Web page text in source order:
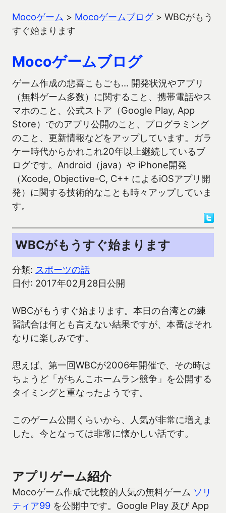
Mocoゲーム > Mocoゲームブログ> WBCがもう
すぐ始まります
Mocoゲームブログ
ゲーム作成の悲喜こもごも… 開発状況やアプリ
（無料ゲーム多数）に関すること、携帯電話やス
マホのこと、公式ストア（Google Play, App
Store）でのアプリ公開のこと、プログラミング
のこと、更新情報などをアップしています。ガラ
ケー時代からかれこれ20年以上継続しているブ
ログです。Android（java）や iPhone開発
（Xcode, Objective-C, C++ によるiOSアプリ開
発）に関する技術的なことも時々アップしていま
す。
WBCがもうすぐ始まります
分類: スポーツの話
日付: 2017年02月28日公開
WBCがもうすぐ始まります。本日の台湾との練
習試合は何とも言えない結果ですが、本番はそれ
なりに楽しみです。
思えば、第一回WBCが2006年開催で、その時は
ちょうど「がちんこホームラン競争」を公開する
タイミングと重なったようです。
このゲーム公開くらいから、人気が非常に増えま
した。今となっては非常に懐かしい話です。
アプリゲーム紹介
Mocoゲーム作成で比較的人気の無料ゲーム ソリ
ティア99 を公開中です。Google Play 及び App